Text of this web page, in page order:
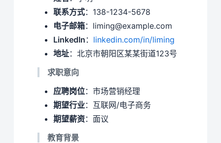
联系方式：138-1234-5678
电子邮箱：liming@example.com
LinkedIn ： linkedin.com/in/liming
地址：北京市朝阳区某某街道123号
求职意向
应聘岗位：市场营销经理
期望行业：互联网/电子商务
期望薪资：面议
教育背景